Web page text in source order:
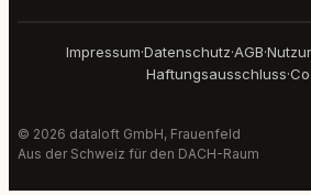
Impressum·Datenschutz·AGB·
Haftungsausschluss·
© 2026 dataloft GmbH, Frauenfeld
Aus der Schweiz für den DACH-Raum